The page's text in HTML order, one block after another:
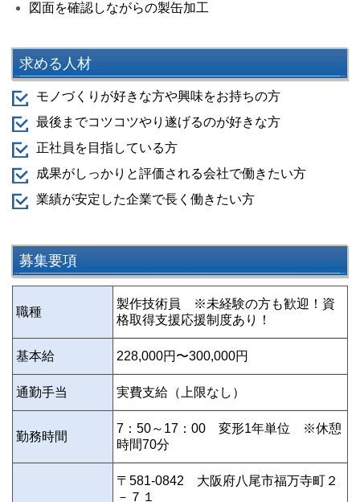
図面を確認しながらの製缶加工
求める人材
モノづくりが好きな方や興味をお持ちの方
最後までコツコツやり遂げるのが好きな方
正社員を目指している方
成果がしっかりと評価される会社で働きたい方
業績が安定した企業で長く働きたい方
募集要項
職種
製作技術員
※未経験の方も歓迎！資
格取得支援応援制度あり！
基本給 228,000円〜300,000円
通勤手当 実費支給（上限なし）
勤務時間
7：50～17：00 変形1年単位 ※休憩
時間70分
〒581-0842 大阪府八尾市福万寺町２
－７１